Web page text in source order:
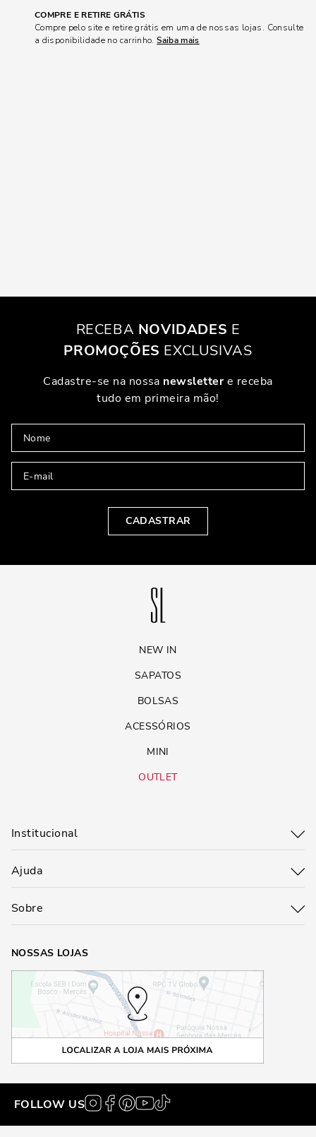
COMPRE E RETIRE GRÁTIS
Compre pelo site e retire grátis em uma de nossas lojas. Consulte
a disponibilidade no carrinho.Saiba mais
RECEBA NOVIDADES E
PROMOÇÕES EXCLUSIVAS
Cadastre-se na nossa newslettere receba
tudo em primeira mão!
CADASTRAR
NEW IN
SAPATOS
BOLSAS
ACESSÓRIOS
MINI
OUTLET
Institucional
Ajuda
Sobre
NOSSAS LOJAS
FOLLOW US